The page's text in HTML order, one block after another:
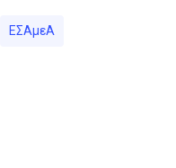
ΕΣΑμεΑ